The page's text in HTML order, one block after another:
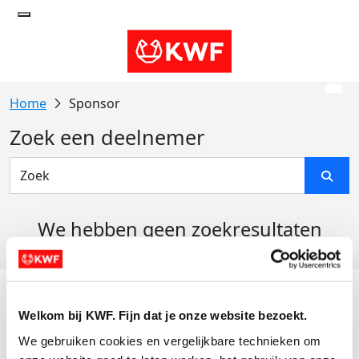
Welkom bij KWF. Fijn dat je onze website bezoekt.
We gebruiken cookies en vergelijkbare technieken om
Sponsor
Zoek een deelnemer
We hebben geen zoekresultaten
Actiematerialen
Evenementen